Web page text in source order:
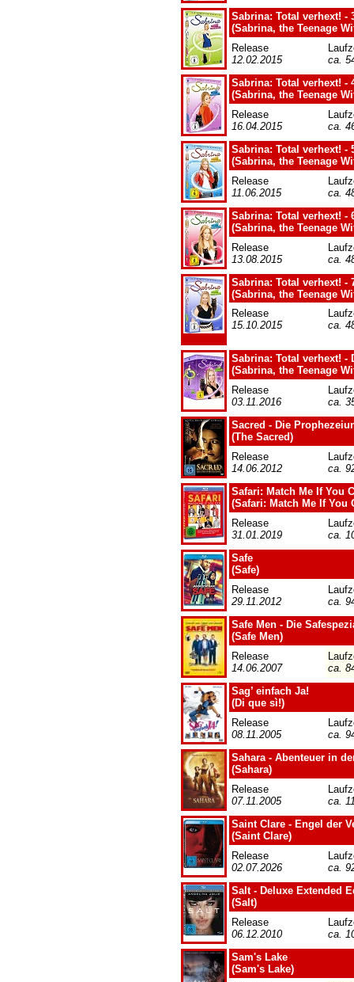
Sabrina: Total verhext! -
(Sabrina, the Teenage
Release
12.02.2015
ca.
Sabrina: Total verhext! -
(Sabrina, the Teenage
Release
16.04.2015
ca.
Sabrina: Total verhext! -
(Sabrina, the Teenage
Release
11.06.2015
ca.
Sabrina: Total verhext! -
(Sabrina, the Teenage
Release
13.08.2015
ca.
Sabrina: Total verhext! -
(Sabrina, the Teenage
Release
15.10.2015
ca.
Sabrina: Total verhext! -
(Sabrina, the Teenage
Release
03.11.2016
ca.
Sacred - Die
(The Sacred)
Release
14.06.2012
ca.
Safari: Match Me If You
(Safari: Match Me If You
Release
31.01.2019
ca.
Safe
(Safe)
Release
29.11.2012
ca.
Safe Men - Die
(Safe Men)
Release
14.06.2007
ca.
Sag’ einfach Ja!
(Di que sì!)
Release
08.11.2005
ca.
Sahara - Abenteuer in
(Sahara)
Release
07.11.2005
ca.
Saint Clare - Engel der
(Saint Clare)
Release
02.07.2026
ca.
Salt - Deluxe Extended
(Salt)
Release
06.12.2010
ca.
Sam's Lake
(Sam's Lake)